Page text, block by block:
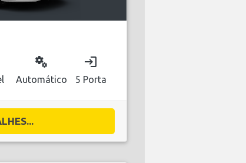
miscellaneous_services
Automático
login
5 Porta